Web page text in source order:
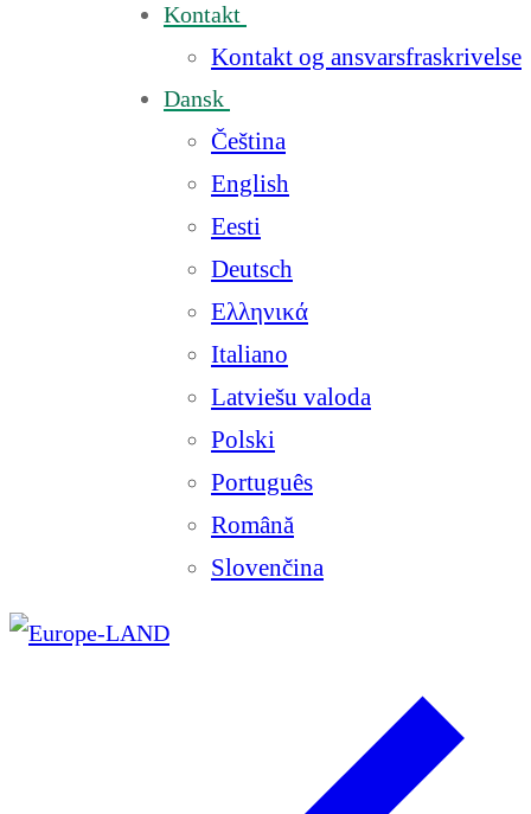
Kontakt
Kontakt og ansvarsfraskrivelse
Dansk
Čeština
English
Eesti
Deutsch
Ελληνικά
Italiano
Latviešu valoda
Polski
Português
Română
Slovenčina